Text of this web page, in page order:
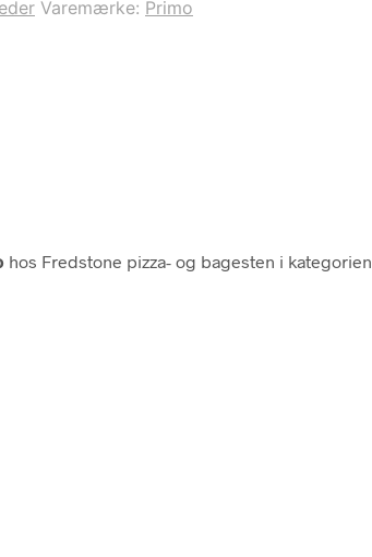
Varemærke: Primo
hos Fredstone pizza- og bagesten i kategorien